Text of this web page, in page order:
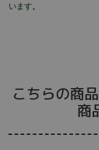
います。
こちらの商
商